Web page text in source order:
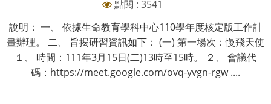
點閱 : 3541
說明： 一、 依據生命教育學科中心110學年度核定版工作計
畫辦理。 二、 旨揭研習資訊如下： (一) 第一場次：慢飛天使
１、 時間：111年3月15日(二)13時至15時。 ２、 會議代
碼：https://meet.google.com/ovq-yvgn-rgw ....